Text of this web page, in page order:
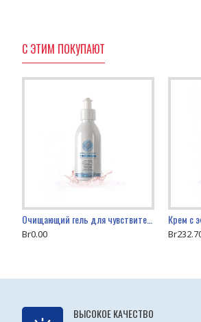
С ЭТИМ ПОКУПАЮТ
Очищающий гель для чувствительной кожи TEBISKIN® Sooth-Clean
Br0.00
ВЫСОКОЕ КАЧЕСТВО